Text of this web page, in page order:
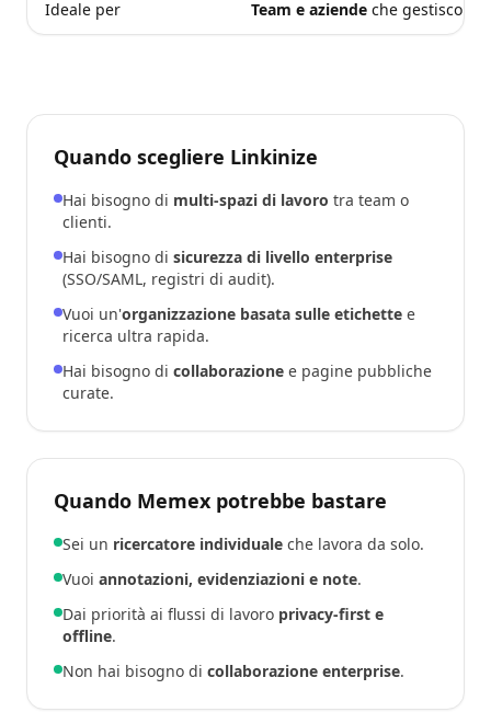
Ideale per Team e aziende che gestiscono
Quando scegliere Linkinize
Hai bisogno di multi-spazi di lavoro tra team o
clienti.
Hai bisogno di sicurezza di livello enterprise
(SSO/SAML, registri di audit).
Vuoi un'organizzazione basata sulle etichette e
ricerca ultra rapida.
Hai bisogno di collaborazione e pagine pubbliche
curate.
Quando Memex potrebbe bastare
Sei un ricercatore individuale che lavora da solo.
Vuoi annotazioni, evidenziazioni e note.
Dai priorità ai flussi di lavoro privacy-first e
offline.
Non hai bisogno di collaborazione enterprise.